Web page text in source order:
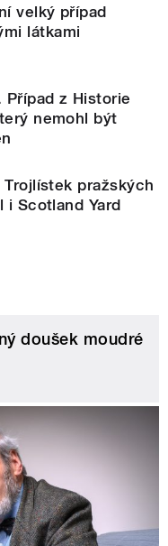
velký případ
látkami
Případ z Historie
nemohl být
pražských
i Scotland Yard
doušek moudré